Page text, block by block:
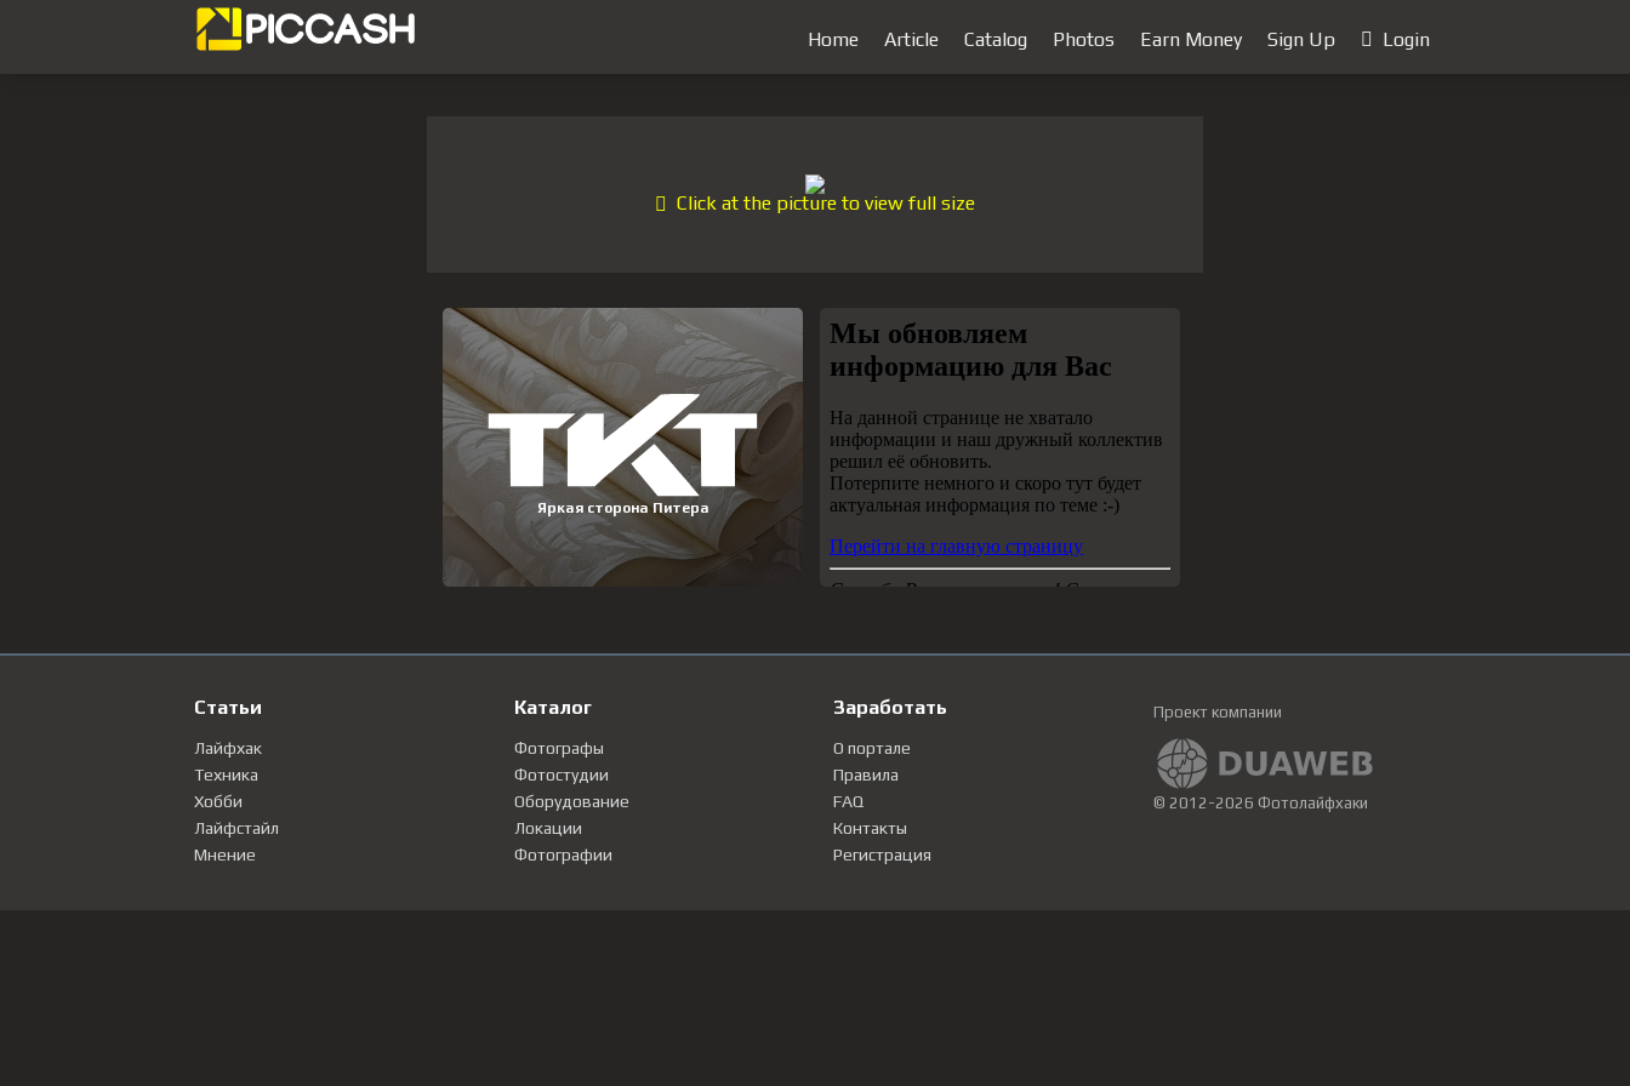
Home Article Catalog Photos Earn Money Sign Up Login
Click at the picture to view full size
Статьи
Лайфхак
Техника
Хобби
Лайфстайл
Мнение
Каталог
Фотографы
Фотостудии
Оборудование
Локации
Фотографии
Заработать
О портале
Правила
FAQ
Контакты
Регистрация
Проект компании
© 2012-2026 Фотолайфхаки